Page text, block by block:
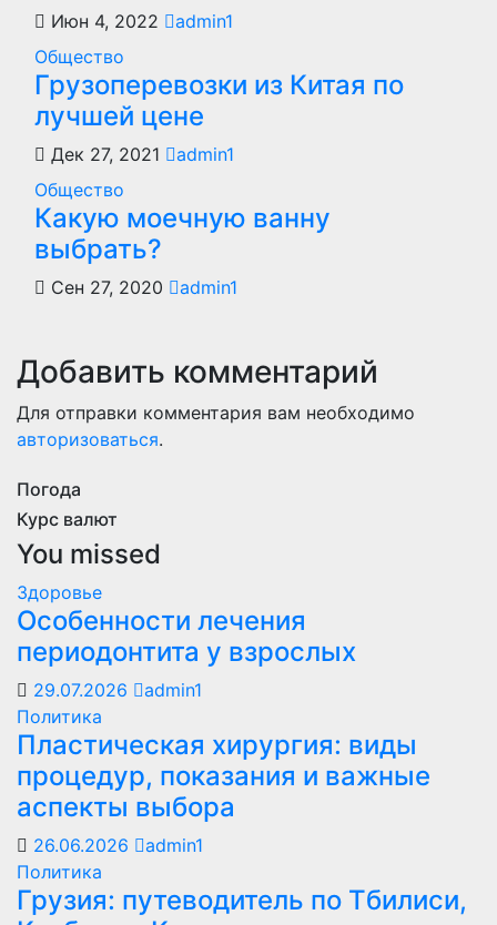
Июн 4, 2022
admin1
Общество
Грузоперевозки из Китая по
лучшей цене
Дек 27, 2021
admin1
Общество
Какую моечную ванну
выбрать?
Сен 27, 2020 admin1
Добавить комментарий
Для отправки комментария вам необходимо
авторизоваться.
Погода
Курс валют
You missed
Здоровье
Особенности лечения
периодонтита у взрослых
29.07.2026
admin1
Политика
Пластическая хирургия: виды
процедур, показания и важные
аспекты выбора
26.06.2026
admin1
Политика
Грузия: путеводитель по Тбилиси,